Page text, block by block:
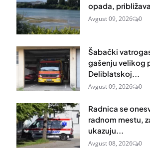
opada,
Avgust 09, 2026 0
Šabački
gašenju velikog
Deliblatskoj...
Avgust 09, 2026 0
Radnica se
radnom mestu,
ukazuju...
Avgust 08, 2026 0